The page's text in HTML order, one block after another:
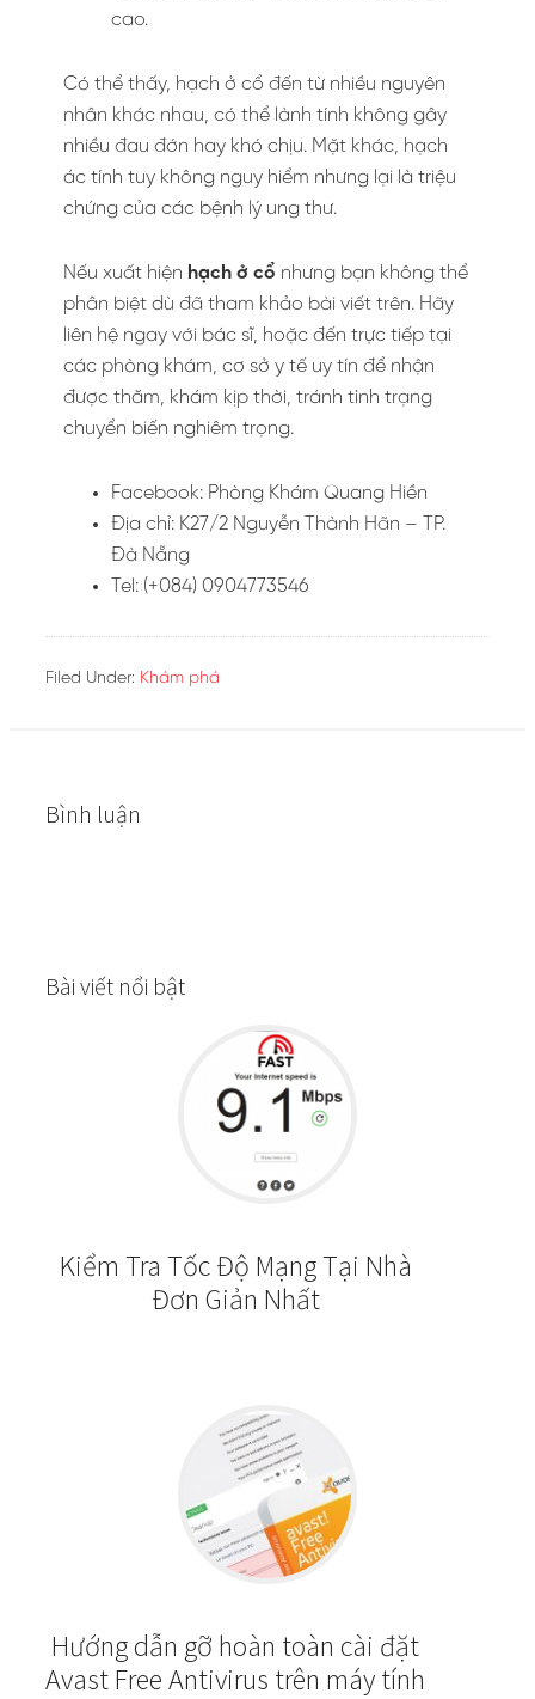
cao.
Có thể thấy, hạch ở cổ đến từ nhiều nguyên
nhân khác nhau, có thể lành tính không gây
nhiều đau đớn hay khó chịu. Mặt khác, hạch
ác tính tuy không nguy hiểm nhưng lại là triệu
chứng của các bệnh lý ung thư.
Nếu xuất hiện hạch ở cổ nhưng bạn không thể
phân biệt dù đã tham khảo bài viết trên. Hãy
liên hệ ngay với bác sĩ, hoặc đến trực tiếp tại
các phòng khám, cơ sở y tế uy tín để nhận
được thăm, khám kịp thời, tránh tình trạng
chuyển biến nghiêm trọng.
Facebook: Phòng Khám Quang Hiền
Địa chỉ: K27/2 Nguyễn Thành Hãn – TP.
Đà Nẵng
Tel: (+084) 0904773546
Filed Under: Khám phá
Bình luận
Bài viết nổi bật
Kiểm Tra Tốc Độ Mạng Tại Nhà
Đơn Giản Nhất
Hướng dẫn gỡ hoàn toàn cài đặt
Avast Free Antivirus trên máy tính